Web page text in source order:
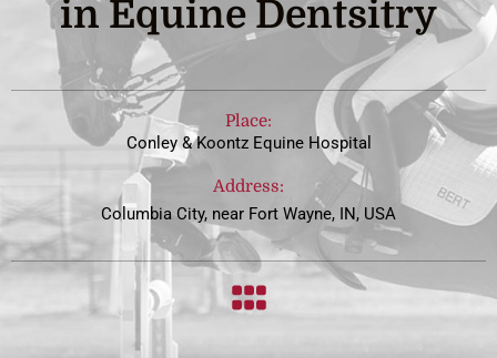
in Equine Dentsitry
Place:
Conley & Koontz Equine Hospital
Address:
Columbia City, near Fort Wayne, IN, USA